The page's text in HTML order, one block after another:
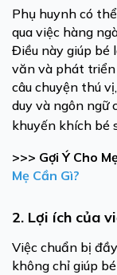
Phụ huynh có
qua việc hàng
Điều này giúp bé
văn và phát triển
câu chuyện thú
duy và ngôn ngữ
khuyến khích bé
>>> Gợi Ý Cho
Mẹ Cần Gì?
2. Lợi ích của
Việc chuẩn bị
không chỉ giúp